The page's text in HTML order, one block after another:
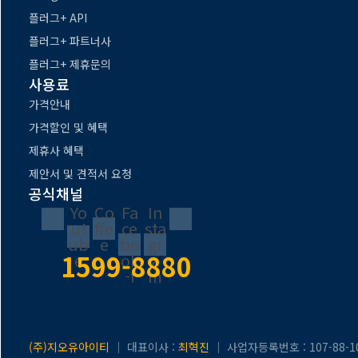
플러그+ API
플러그+ 파트너사
플러그+ 제휴문의
사용료
가격안내
가격할인 및 혜택
제휴사 혜택
제안서 및 견적서 요청
공식채널
Yo
ut
ub
e
Co
ffe
e
Fa
ce
bo
ok
-f
In
sta
gr
a
m
1599-8880
(주)지오유아이티 ｜ 대표이사 : 최혁진 ｜ 사업자등록번호 : 107-88-